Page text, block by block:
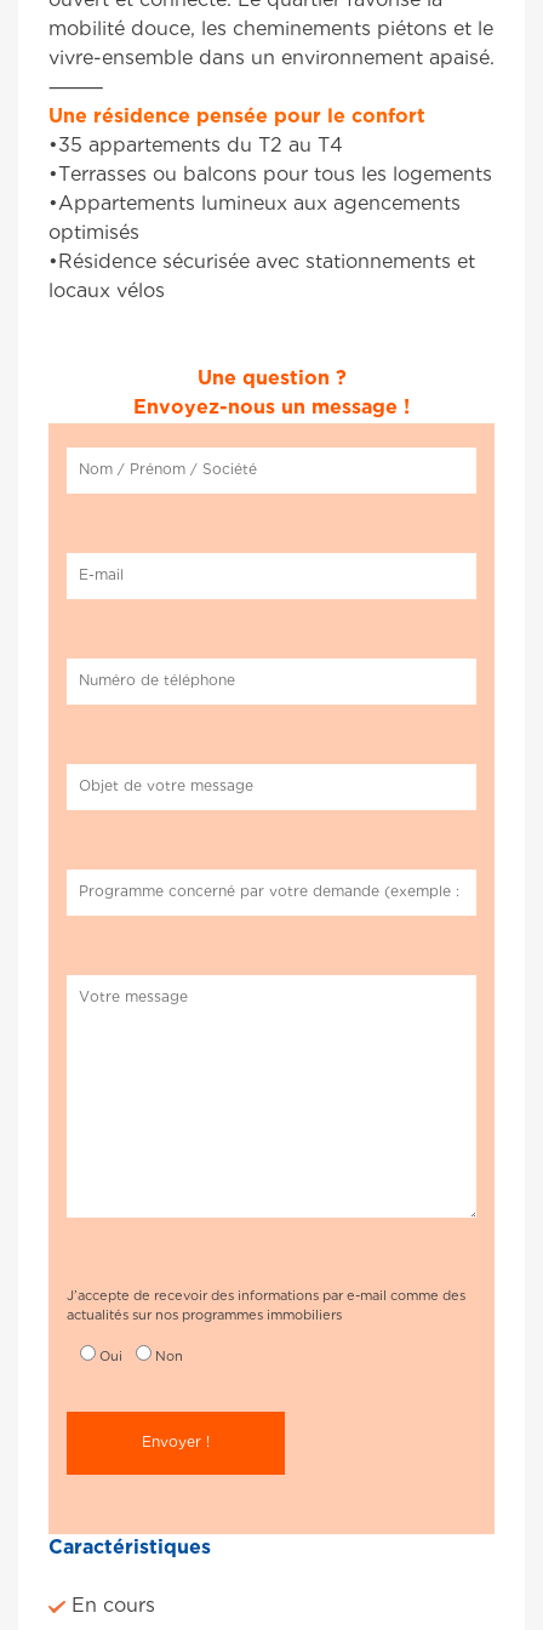
mobilité douce, les cheminements piétons et le
vivre-ensemble dans un environnement apaisé.
⸻
Une résidence pensée pour le confort
•35 appartements du T2 au T4
•Terrasses ou balcons pour tous les logements
•Appartements lumineux aux agencements
optimisés
•Résidence sécurisée avec stationnements et
locaux vélos
Une question ?
Envoyez-nous un message !
J’accepte de recevoir des informations par e-mail comme des
actualités sur nos programmes immobiliers
Oui Non
Caractéristiques
En cours